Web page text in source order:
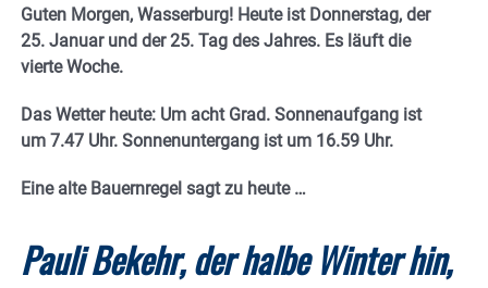
Guten Morgen, Wasserburg! Heute ist Donnerstag, der
25. Januar und der 25. Tag des Jahres. Es läuft die
vierte Woche.
Das Wetter heute: Um acht Grad. Sonnenaufgang ist
um 7.47 Uhr. Sonnenuntergang ist um 16.59 Uhr.
Eine alte Bauernregel sagt zu heute …
Pauli Bekehr, der halbe Winter hin,